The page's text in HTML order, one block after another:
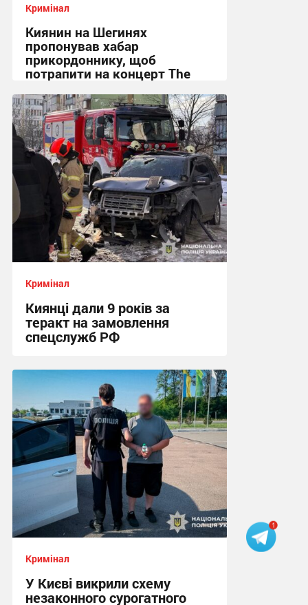
Кримінал
Киянин на Шегинях
пропонував хабар
прикордоннику, щоб
потрапити на концерт The
19:30 вчора
Кримінал
Киянці дали 9 років за
теракт на замовлення
спецслужб РФ
16:14 вчора
Кримінал
У Києві викрили схему
незаконного сурогатного